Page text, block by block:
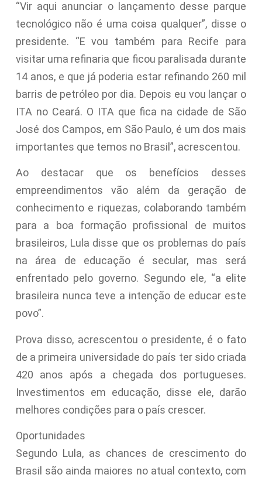
“Vir aqui anunciar o lançamento desse parque
tecnológico não é uma coisa qualquer”, disse o
presidente. “E vou também para Recife para
visitar uma refinaria que ficou paralisada durante
14 anos, e que já poderia estar refinando 260 mil
barris de petróleo por dia. Depois eu vou lançar o
ITA no Ceará. O ITA que fica na cidade de São
José dos Campos, em São Paulo, é um dos mais
importantes que temos no Brasil”, acrescentou.
Ao destacar que os benefícios desses
empreendimentos vão além da geração de
conhecimento e riquezas, colaborando também
para a boa formação profissional de muitos
brasileiros, Lula disse que os problemas do país
na área de educação é secular, mas será
enfrentado pelo governo. Segundo ele, “a elite
brasileira nunca teve a intenção de educar este
povo”.
Prova disso, acrescentou o presidente, é o fato
de a primeira universidade do país ter sido criada
420 anos após a chegada dos portugueses.
Investimentos em educação, disse ele, darão
melhores condições para o país crescer.
Oportunidades
Segundo Lula, as chances de crescimento do
Brasil são ainda maiores no atual contexto, com